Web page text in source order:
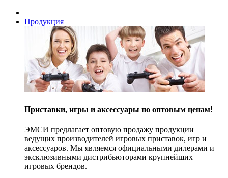
Продукция
Приставки, игры и аксессуары по оптовым ценам!
ЭМСИ предлагает оптовую продажу продукции
ведущих производителей игровых приставок, игр и
аксессуаров. Мы являемся официальными дилерами и
эксклюзивными дистрибьюторами крупнейших
игровых брендов.